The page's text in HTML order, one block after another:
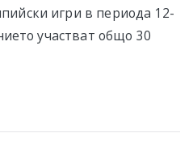
игри в периода 12-
участват общо 30